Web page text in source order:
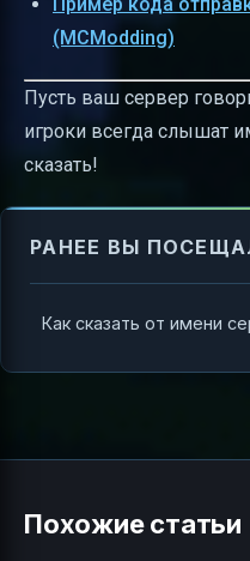
(MCModding)
Пусть ваш сервер
игроки всегда слышат
сказать!
РАНЕЕ ВЫ
Похожие статьи